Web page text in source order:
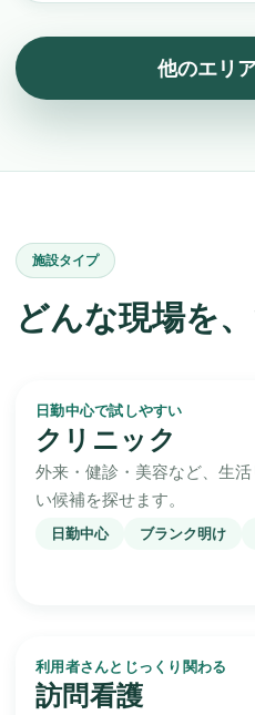
他のエリ
施設タイプ
どんな現場を
日勤中心で試しやすい
クリニック
外来・健診・美容など、生
い候補を探せます。
日勤中心 ブランク明け
利用者さんとじっくり関わる
訪問看護